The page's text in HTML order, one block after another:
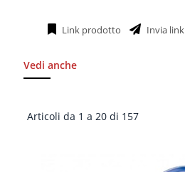
Link prodotto Invia link
Vedi anche
Articoli da 1 a 20 di 157